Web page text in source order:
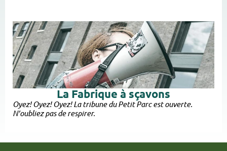
La Fabrique à sçavons
Oyez! Oyez! Oyez! La tribune du Petit Parc est ouverte.
N’oubliez pas de respirer.